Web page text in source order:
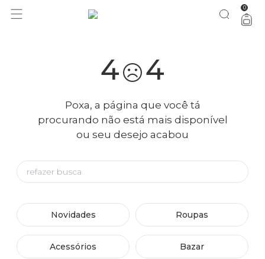
0
4 4
Poxa, a página que você tá
procurando não está mais disponível
ou seu desejo acabou
Novidades Roupas
Acessórios Bazar